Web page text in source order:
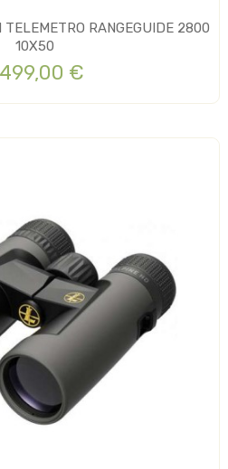
TELEMETRO RANGEGUIDE 2800
10X50
€